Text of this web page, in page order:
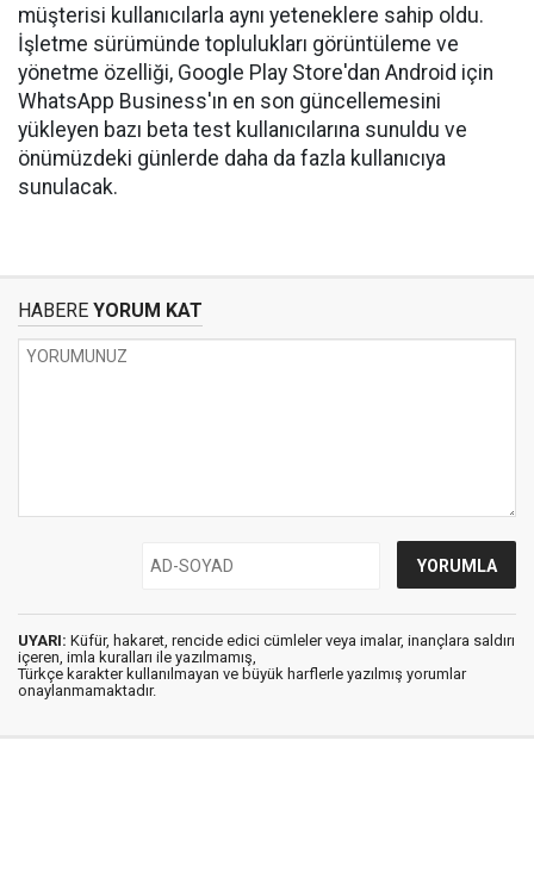
müşterisi kullanıcılarla aynı yeteneklere sahip oldu.
İşletme sürümünde toplulukları görüntüleme ve
yönetme özelliği, Google Play Store'dan Android için
WhatsApp Business'ın en son güncellemesini
yükleyen bazı beta test kullanıcılarına sunuldu ve
önümüzdeki günlerde daha da fazla kullanıcıya
sunulacak.
HABERE YORUM KAT
UYARI: Küfür, hakaret, rencide edici cümleler veya imalar, inançlara saldırı
içeren, imla kuralları ile yazılmamış,
Türkçe karakter kullanılmayan ve büyük harflerle yazılmış yorumlar
onaylanmamaktadır.